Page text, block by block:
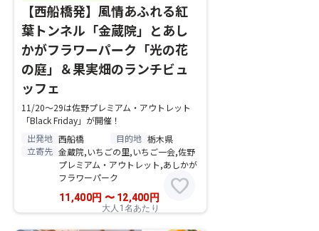
【西船橋発】風情あふれる紅
葉トンネル「金蔵院」とあし
かがフラワーパーク「光の花
の庭」＆果実畑のランチビュ
ッフェ
11/20～29は佐野プレミアム・アウトレット
「Black Friday」が開催！
出発地 西船橋 目的地 栃木県
立寄先 金蔵院,いちごの里,いちご一会,佐野
プレミアム・アウトレット,あしかが
フラワーパーク
11,400円 〜12,400 円
大人1名あたり
favorite